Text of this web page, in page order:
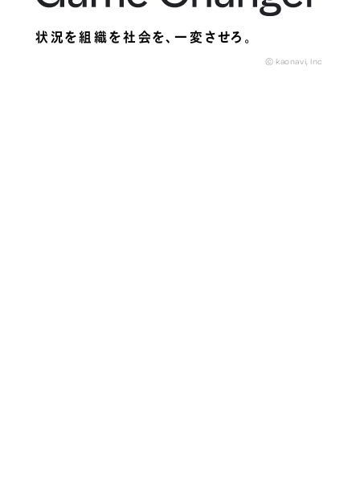
状況を組織を社会を、一変させろ。
© kaonavi, Inc